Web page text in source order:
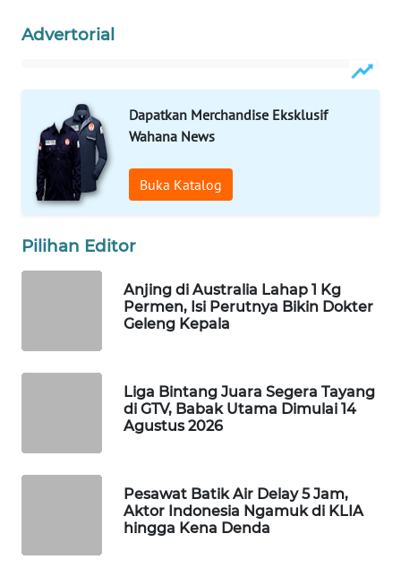
Advertorial
Dapatkan Merchandise Eksklusif
Wahana News
Buka Katalog
Pilihan Editor
Anjing di Australia Lahap 1 Kg
Permen, Isi Perutnya Bikin Dokter
Geleng Kepala
Liga Bintang Juara Segera Tayang
di GTV, Babak Utama Dimulai 14
Agustus 2026
Pesawat Batik Air Delay 5 Jam,
Aktor Indonesia Ngamuk di KLIA
hingga Kena Denda
WAHANANEWS
NET
WAHANA
SPORT
WAHANA
UMKM
WAHANA
OTOMOTIF